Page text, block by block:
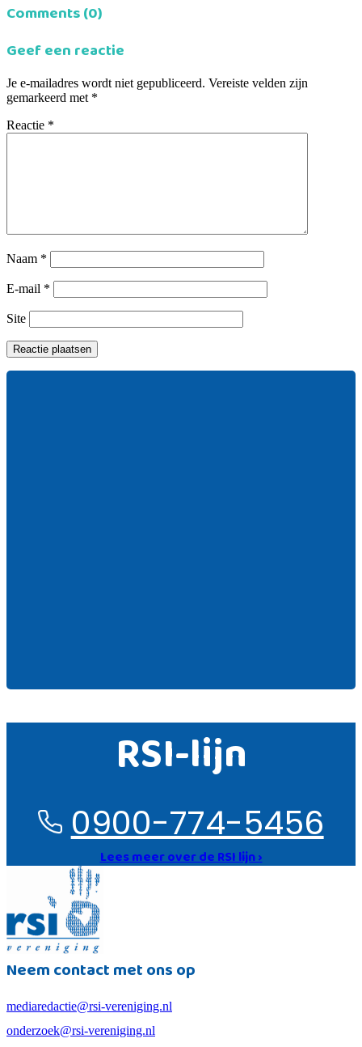
Comments (0)
Geef een reactie
Je e-mailadres wordt niet gepubliceerd. Vereiste velden zijn
gemarkeerd met *
Reactie *
Naam *
E-mail *
Site
RSI-lijn
0900-774-5456
Lees meer over de RSI lijn ›
Neem contact met ons op
mediaredactie@rsi-vereniging.nl
onderzoek@rsi-vereniging.nl